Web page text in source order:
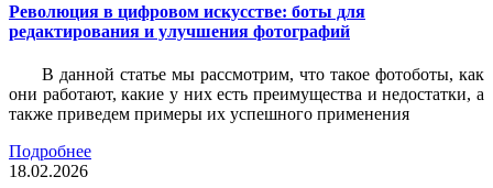
Революция в цифровом искусстве: боты для
редактирования и улучшения фотографий
В данной статье мы рассмотрим, что такое фотоботы, как
они работают, какие у них есть преимущества и недостатки, а
также приведем примеры их успешного применения
Подробнее
18.02.2026